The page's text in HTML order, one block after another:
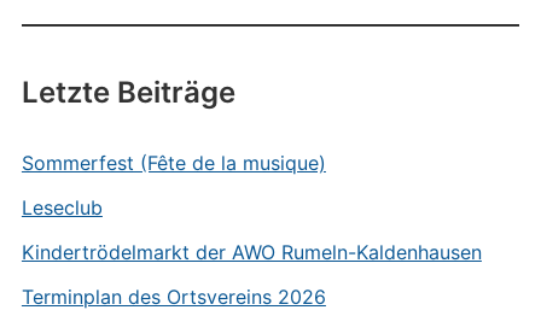
Letzte Beiträge
Sommerfest (Fête de la musique)
Leseclub
Kindertrödelmarkt der AWO Rumeln-Kaldenhausen
Terminplan des Ortsvereins 2026